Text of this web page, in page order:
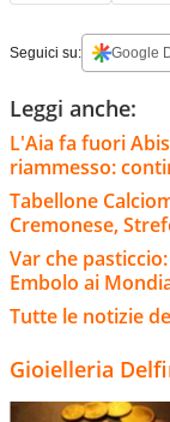
Seguici su: Google
Leggi anche:
L'Aia fa fuori
riammesso:
Tabellone
Cremonese,
Var che
Embolo ai
Tutte le notizie
Gioielleria